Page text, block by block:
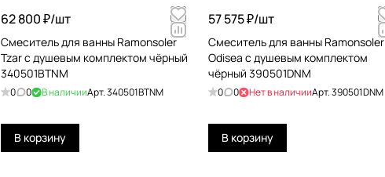
62 800 ₽/шт
Смеситель для ванны Ramonsoler
Tzar с душевым комплектом чёрный
340501BTNM
0 0 В наличииАрт.340501BTNM
В корзину
57 575 ₽/шт
Смеситель для ванны Ramonsoler
Odisea с душевым комплектом
чёрный 390501DNM
0 0 Нет в наличииАрт.390501DNM
В корзину